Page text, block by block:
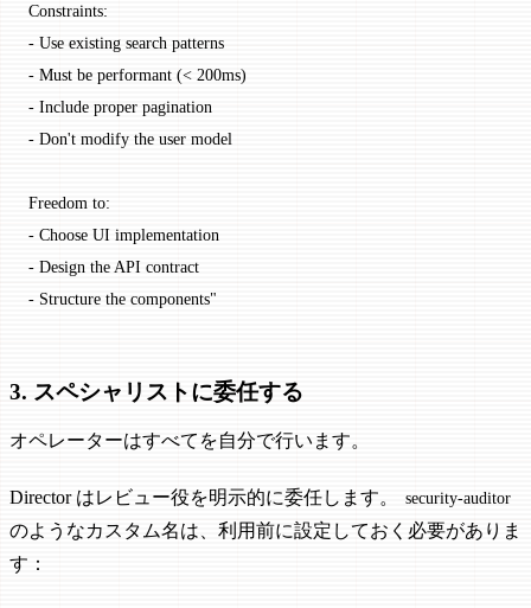
Constraints:
- Use existing search patterns
- Must be performant (< 200ms)
- Include proper pagination
- Don't modify the user model
Freedom to:
- Choose UI implementation
- Design the API contract
- Structure the components"
3. スペシャリストに委任する
オペレーターはすべてを自分で行います。
Director はレビュー役を明示的に委任します。 security-auditor
のようなカスタム名は、利用前に設定しておく必要がありま
す：